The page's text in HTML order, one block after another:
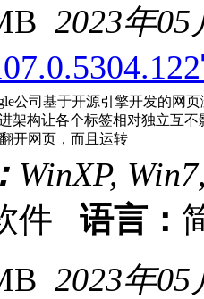
2023年05
公司基于开源引擎开发的网
架构让各个标签相对独立互
开网页，而且运转
WinXP,
件 语言：
2023年05